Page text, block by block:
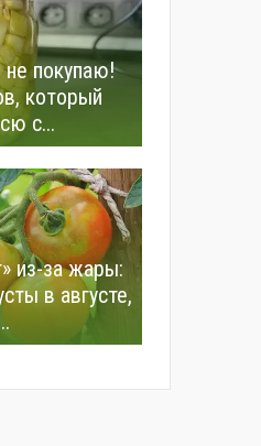
покупаю!
который
с...
из-за жары:
в августе,